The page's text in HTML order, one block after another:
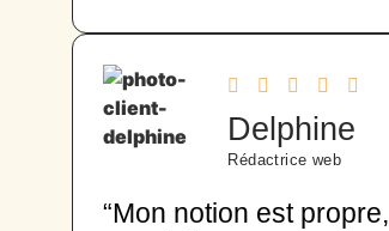
Delphine
Rédactrice web
“Mon notion est